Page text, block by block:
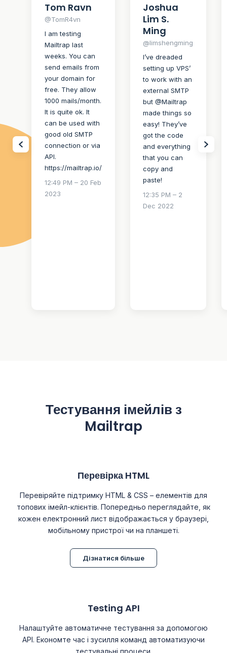
Tom Ravn
@TomR4vn
I am testing
Mailtrap last
weeks. You can
send emails from
your domain for
free. They allow
1000 mails/month.
It is quite ok. It
can be used with
good old SMTP
connection or via
API.
https://mailtrap.io/
12:49 PM – 20 Feb
2023
Joshua
Lim S.
Ming
@limshengming
I’ve dreaded
setting up VPS’
to work with an
external SMTP
but @Mailtrap
made things so
easy! They’ve
got the code
and everything
that you can
copy and
paste!
12:35 PM – 2
Dec 2022
Тестування імейлів з
Mailtrap
Перевірка HTML
Перевіряйте підтримку HTML & CSS – елементів для
топових імейл-клієнтів. Попередньо переглядайте, як
кожен електронний лист відображається у браузері,
мобільному пристрої чи на планшеті.
Дізнатися більше
Testing API
Налаштуйте автоматичне тестування за допомогою
API. Економте час і зусилля команд автоматизуючи